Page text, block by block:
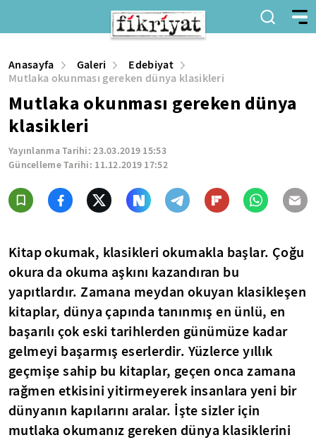
Anasayfa Galeri
Edebiyat
Mutlaka okunması gereken dünya klasikleri
Mutlaka okunması gereken dünya
klasikleri
Yayınlanma Tarihi:23.03.2019 15:53
Güncelleme Tarihi: 11.12.2019 17:52
Kitap okumak, klasikleri okumakla başlar. Çoğu
okura da okuma aşkını kazandıran bu
yapıtlardır. Zamana meydan okuyan klasikleşen
kitaplar, dünya çapında tanınmış en ünlü, en
başarılı çok eski tarihlerden günümüze kadar
gelmeyi başarmış eserlerdir. Yüzlerce yıllık
geçmişe sahip bu kitaplar, geçen onca zamana
rağmen etkisini yitirmeyerek insanlara yeni bir
dünyanın kapılarını aralar. İşte sizler için
mutlaka okumanız gereken dünya klasiklerini